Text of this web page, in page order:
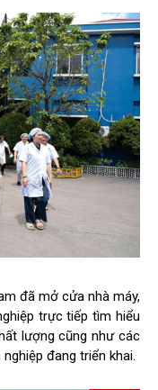
đã mở cửa nhà máy,
trực tiếp tìm hiểu
lượng cũng như các
đang triển khai.